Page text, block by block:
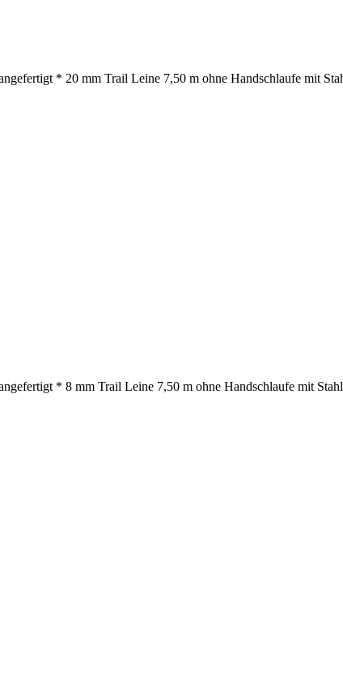
* 20 mm Trail Leine 7,50 m ohne Handschlaufe mit
* 8 mm Trail Leine 7,50 m ohne Handschlaufe mit